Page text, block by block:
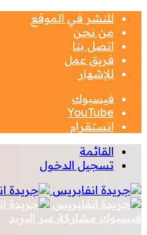
للنشر في الموقع
من نحن
اتصل بنا
فريق عمل
للإشهار
فيسبوك
‫YouTube
انستقرام
القائمة
تسجيل الدخول
فيسبوك مشاركة عبر البريد